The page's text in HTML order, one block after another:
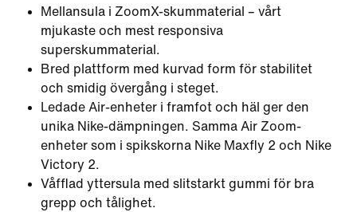
Mellansula i ZoomX-skummaterial – vårt
mjukaste och mest responsiva
superskummaterial.
Bred plattform med kurvad form för stabilitet
och smidig övergång i steget.
Ledade Air-enheter i framfot och häl ger den
unika Nike-dämpningen. Samma Air Zoom-
enheter som i spikskorna Nike Maxfly 2 och Nike
Victory 2.
Våfflad yttersula med slitstarkt gummi för bra
grepp och tålighet.